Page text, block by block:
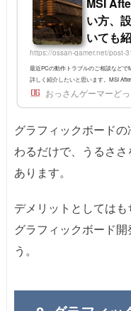
MSI
い方、
いても
https://ossan-gamer.net/post-
最近PCの動作トラブルのご相談などで
詳しく紹介したいと思います。MSI
発したWindows用のユーティリティツ
ログを取る 任意区間の平均フレームレ
おっさんゲーマーど
グラフィックボード
わるだけで、うるさ
あります。
デメリットとしてはも
グラフィックボード
う。